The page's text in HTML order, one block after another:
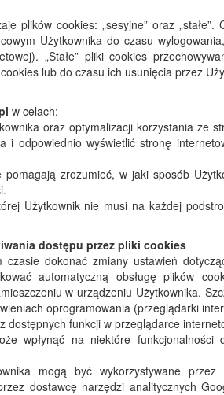
plików cookies: „sesyjne” oraz „stałe”.
Użytkownika do czasu
„Stałe” pliki cookies
lub do czasu ich usunięcia przez
w celach:
oraz optymalizacji korzystania ze
i odpowiednio wyświetlić stronę
zrozumieć, w jaki sposób
Użytkownik nie musi na każdej
dostępu przez pliki cookies
dokonać zmiany ustawień
automatyczną obsługę plików
w urządzeniu Użytkownika.
oprogramowania (przeglądarki
funkcji w przeglądarce
wpłynąć na niektóre funkcjonalności
mogą być wykorzystywane przez
dostawcę narzędzi analitycznych